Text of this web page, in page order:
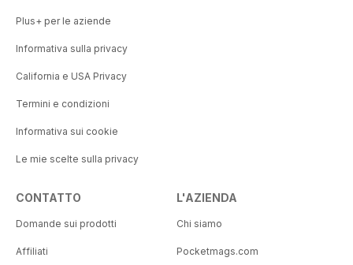
Plus+ per le aziende
Informativa sulla privacy
California e USA Privacy
Termini e condizioni
Informativa sui cookie
Le mie scelte sulla privacy
CONTATTO
Domande sui prodotti
Affiliati
L'AZIENDA
Chi siamo
Pocketmags.com